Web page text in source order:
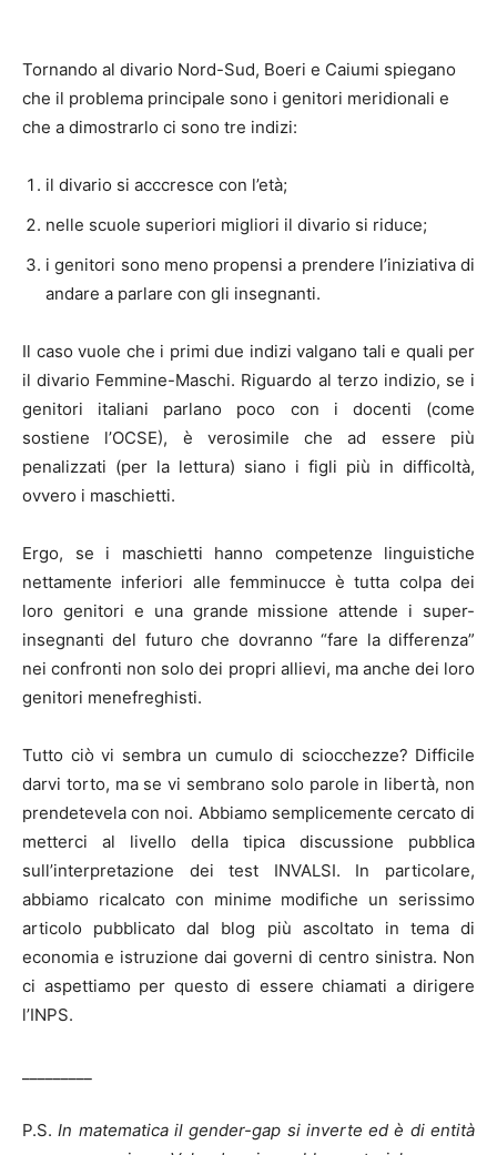
Tornando al divario Nord-Sud, Boeri e Caiumi spiegano
che il problema principale sono i genitori meridionali e
che a dimostrarlo ci sono tre indizi:
il divario si acccresce con l’età;
nelle scuole superiori migliori il divario si riduce;
i genitori sono meno propensi a prendere l’iniziativa di
andare a parlare con gli insegnanti.
Il caso vuole che i primi due indizi valgano tali e quali per
il divario Femmine-Maschi. Riguardo al terzo indizio, se i
genitori italiani parlano poco con i docenti (come
sostiene l’OCSE), è verosimile che ad essere più
penalizzati (per la lettura) siano i figli più in difficoltà,
ovvero i maschietti.
Ergo, se i maschietti hanno competenze linguistiche
nettamente inferiori alle femminucce è tutta colpa dei
loro genitori e una grande missione attende i super-
insegnanti del futuro che dovranno “fare la differenza”
nei confronti non solo dei propri allievi, ma anche dei loro
genitori menefreghisti.
Tutto ciò vi sembra un cumulo di sciocchezze? Difficile
darvi torto, ma se vi sembrano solo parole in libertà, non
prendetevela con noi. Abbiamo semplicemente cercato di
metterci al livello della tipica discussione pubblica
sull’interpretazione dei test INVALSI. In particolare,
abbiamo ricalcato con minime modifiche un serissimo
articolo pubblicato dal blog più ascoltato in tema di
economia e istruzione dai governi di centro sinistra. Non
ci aspettiamo per questo di essere chiamati a dirigere
l’INPS.
P.S.In matematica il gender-gap si inverte ed è di entità